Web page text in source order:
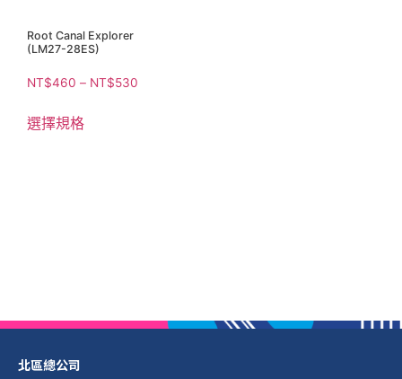
Root Canal Explorer
(LM27-28ES)
NT$460 – NT$530
選擇規格
北區總公司